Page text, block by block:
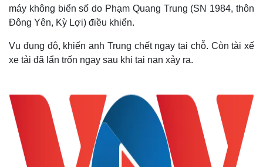
máy không biển số do Phạm Quang Trung (SN 1984, thôn
Đông Yên, Kỳ Lợi) điều khiển.
Vụ đụng độ, khiến anh Trung chết ngay tại chỗ. Còn tài xế
xe tải đã lẩn trốn ngay sau khi tai nạn xảy ra.